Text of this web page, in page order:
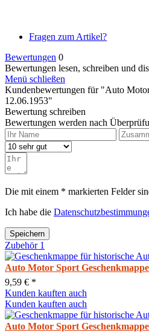
Fragen zum Artikel?
Bewertungen 0
Bewertungen lesen, schreiben und
Menü schließen
Kundenbewertungen für "Auto
12.06.1953"
Bewertung schreiben
Bewertungen werden nach
Die mit einem * markierten Felder
Ich habe die
Speichern
Zubehör 1
Auto Motor Sport
9,59 € *
Kunden kauften auch
Kunden kauften auch
Auto Motor Sport